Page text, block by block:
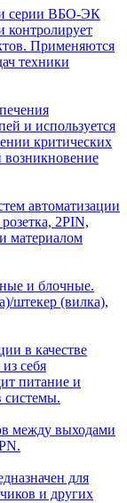
серии ВБО-ЭК
контролирует
Применяются
техники
и используется
критических
возникновение
автоматизации
2PIN,
материалом
и блочные.
штекер (вилка),
в качестве
себя
питание и
системы.
между выходами
для
и других